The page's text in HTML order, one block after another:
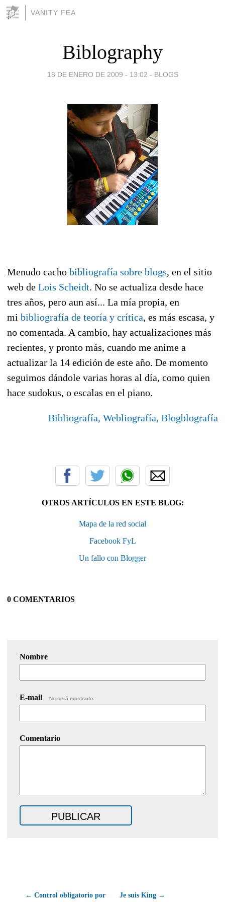
VANITY FEA
Biblography
18 DE ENERO DE 2009 - 13:02 - BLOGS
Menudo cacho bibliografía sobre blogs, en el sitio
web de Lois Scheidt. No se actualiza desde hace
tres años, pero aun así... La mía propia, en
mi bibliografía de teoría y crítica, es más escasa, y
no comentada. A cambio, hay actualizaciones más
recientes, y pronto más, cuando me anime a
actualizar la 14 edición de este año. De momento
seguimos dándole varias horas al día, como quien
hace sudokus, o escalas en el piano.
Bibliografía, Webliografía, Blogblografía
OTROS ARTÍCULOS EN ESTE BLOG:
Mapa de la red social
Facebook FyL
Un fallo con Blogger
0 COMENTARIOS
Nombre
E-mail No será mostrado.
Comentario
← Control obligatorio por Je suis King →